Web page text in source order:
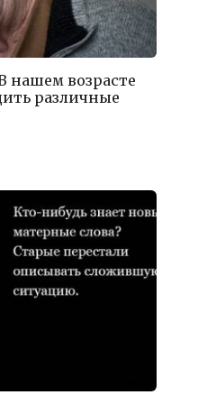
нашем возрасте
различные